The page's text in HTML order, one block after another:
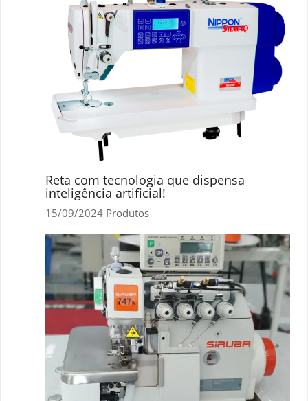
Reta com tecnologia que dispensa
inteligência artificial!
15/09/2024 Produtos